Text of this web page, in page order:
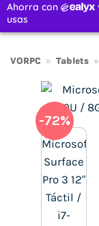
VORPC » Tablets »
-72%